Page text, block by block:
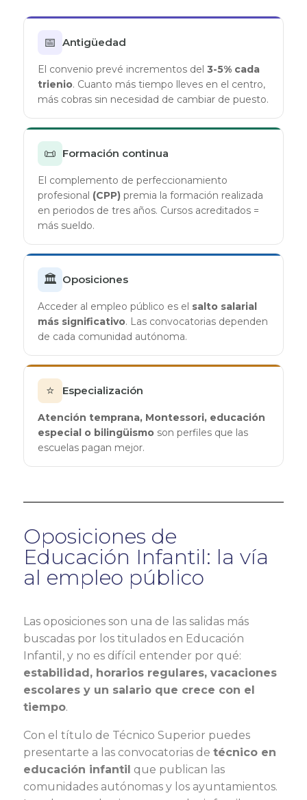
📅 Antigüedad
El convenio prevé incrementos del 3-5% cada
trienio. Cuanto más tiempo lleves en el centro,
más cobras sin necesidad de cambiar de puesto.
📜 Formación continua
El complemento de perfeccionamiento
profesional (CPP) premia la formación realizada
en periodos de tres años. Cursos acreditados =
más sueldo.
🏛️ Oposiciones
Acceder al empleo público es el salto salarial
más significativo. Las convocatorias dependen
de cada comunidad autónoma.
⭐ Especialización
Atención temprana, Montessori, educación
especial o bilingüismo son perfiles que las
escuelas pagan mejor.
Oposiciones de
Educación Infantil: la vía
al empleo público
Las oposiciones son una de las salidas más
buscadas por los titulados en Educación
Infantil, y no es difícil entender por qué:
estabilidad, horarios regulares, vacaciones
escolares y un salario que crece con el
tiempo.
Con el título de Técnico Superior puedes
presentarte a las convocatorias de técnico en
educación infantil que publican las
comunidades autónomas y los ayuntamientos.